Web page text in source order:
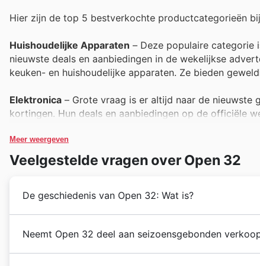
Hier zijn de top 5 bestverkochte productcategorieën
Huishoudelijke Apparaten – Deze populaire categorie
nieuwste deals en aanbiedingen in de wekelijkse
keuken- en huishoudelijke apparaten. Ze bieden
Elektronica – Grote vraag is er altijd naar de nieuwste
kortingen. Hun deals en aanbiedingen op de officiële
Gereedschap en Klussen– Voor de doe-het-zelver en
Open 32. De wekelijkse advertenties en de website
leeftijden, vaak met speciale Black Friday aanbiedingen.
Meer weergeven
Veelgestelde vragen over Open 32
De geschiedenis van Open 32: Wat is?
hoogwaardigemodekledingtoegankelijk te maken
hebben ze zich gericht op het aanbieden van een
Neemt Open 32 deel aan seizoensgebonden